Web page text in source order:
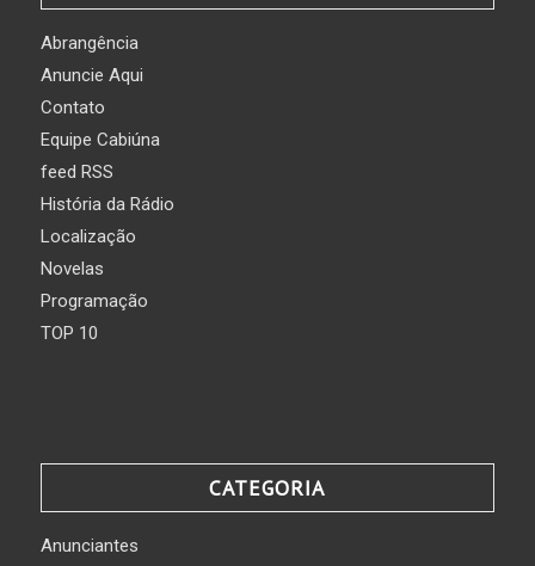
Abrangência
Anuncie Aqui
Contato
Equipe Cabiúna
feed RSS
História da Rádio
Localização
Novelas
Programação
TOP 10
CATEGORIA
Anunciantes